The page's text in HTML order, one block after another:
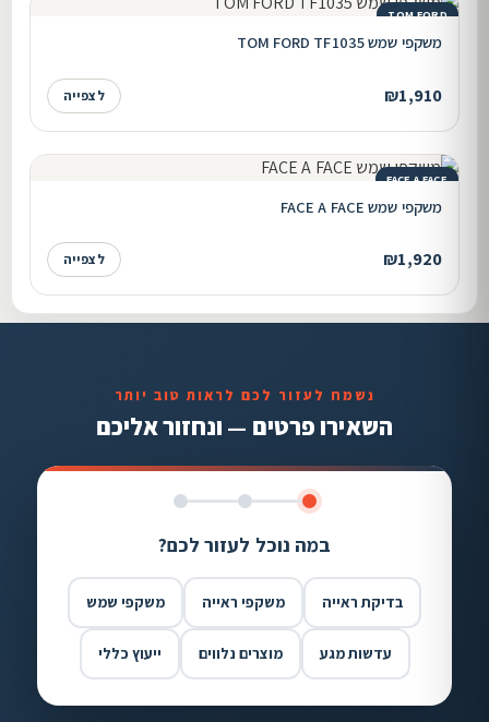
TOM FORD
משקפי שמש TOM FORD TF1035
₪1,910 לצפייה
FACE A FACE
משקפי שמש FACE A FACE
₪1,920 לצפייה
נשמח לעזור לכם לראות טוב יותר
השאירו פרטים — ונחזור אליכם
במה נוכל לעזור לכם?
בדיקת ראייה משקפי ראייה משקפי שמש
עדשות מגע מוצרים נלווים ייעוץ כללי